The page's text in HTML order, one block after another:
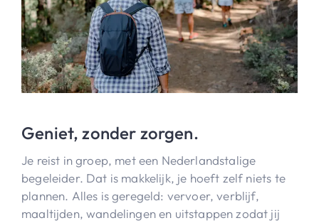
Geniet, zonder zorgen.
Je reist in groep, met een Nederlandstalige
begeleider. Dat is makkelijk, je hoeft zelf niets te
plannen. Alles is geregeld: vervoer, verblijf,
maaltijden, wandelingen en uitstappen zodat jij